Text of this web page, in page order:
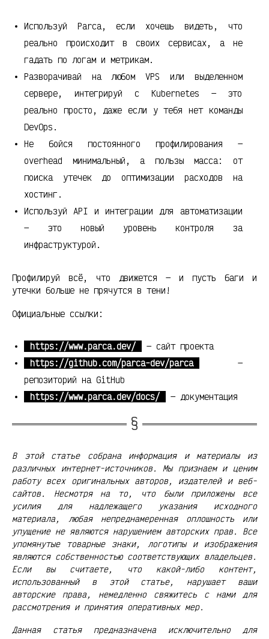
Используй Parca, если хочешь видеть, что
реально происходит в своих сервисах, а не
гадать по логам и метрикам.
Разворачивай на любом VPS или выделенном
сервере, интегрируй с Kubernetes — это
реально просто, даже если у тебя нет команды
DevOps.
Не бойся постоянного профилирования —
overhead минимальный, а пользы масса: от
поиска утечек до оптимизации расходов на
хостинг.
Используй API и интеграции для автоматизации
— это новый уровень контроля за
инфраструктурой.
Профилируй всё, что движется — и пусть баги и
утечки больше не прячутся в тени!
Официальные ссылки:
https://www.parca.dev/
— сайт проекта
https://github.com/parca-dev/parca
—
репозиторий на GitHub
https://www.parca.dev/docs/
— документация
В этой статье собрана информация и материалы из
различных интернет-источников. Мы признаем и ценим
работу всех оригинальных авторов, издателей и веб-
сайтов. Несмотря на то, что были приложены все
усилия для надлежащего указания исходного
материала, любая непреднамеренная оплошность или
упущение не являются нарушением авторских прав. Все
упомянутые товарные знаки, логотипы и изображения
являются собственностью соответствующих владельцев.
Если вы считаете, что какой-либо контент,
использованный в этой статье, нарушает ваши
авторские права, немедленно свяжитесь с нами для
рассмотрения и принятия оперативных мер.
Данная статья предназначена исключительно для